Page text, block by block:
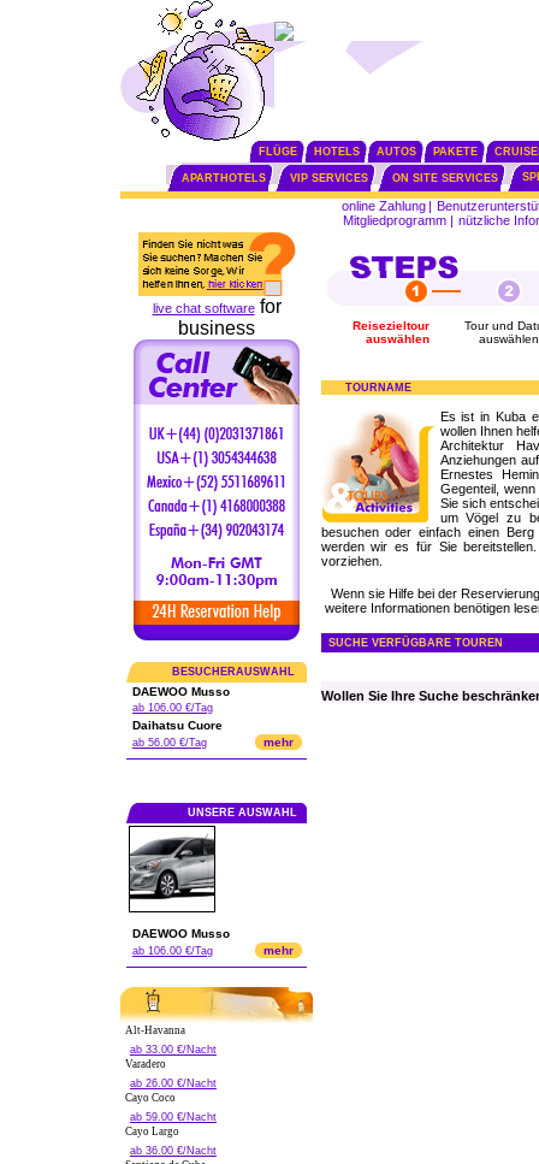
FLÜGE HOTELS AUTOS PAKETE
APARTHOTELS VIP SERVICES ON SITE SERVICES
live chat softwarefor
business
BESUCHERAUSWAHL
DAEWOO Musso
ab 106.00 €/Tag
Daihatsu Cuore
ab 56.00 €/Tag mehr
UNSERE AUSWAHL
DAEWOO Musso
ab 106.00 €/Tag mehr
Alt-Havanna
ab 33.00 €/Nacht
Varadero
ab 26.00 €/Nacht
Cayo Coco
ab 59.00 €/Nacht
Cayo Largo
ab 36.00 €/Nacht
online Zahlung |
Mitgliedprogramm | nützliche
Reisezieltour
auswählen
Tour und
auswählen
TOURNAME
Es ist in Kuba
wollen Ihnen
Architektur
Anziehungen
Ernestes
Gegenteil,
Sie sich
um Vögel zu
besuchen oder einfach einen
werden wir es für Sie
vorziehen.
Wenn sie Hilfe bei der
weitere Informationen benötigen
SUCHE VERFÜGBARE TOUREN
Wollen Sie Ihre Suche